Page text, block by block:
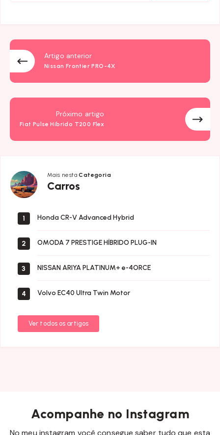
Artigo anterior
Nissan Frontier PRO-4X
Próximo artigo
Fiat Pulse Híbrido T200 Flex
Mais nestaCategoria
Carros
Carros
1 Honda CR-V Advanced Hybrid
2 OMODA 7 PRESTIGE HÍBRIDO PLUG-IN
3 NISSAN ARIYA PLATINUM+ e-4ORCE
4 Volvo EC40 Ultra Twin Motor
Ver todos os artigos
Acompanhe no Instagram